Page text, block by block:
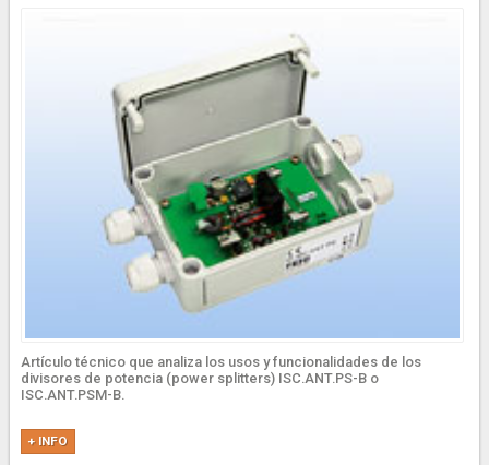
Artículo técnico que analiza los usos y funcionalidades de los
divisores de potencia (power splitters) ISC.ANT.PS-B o
ISC.ANT.PSM-B.
+ INFO